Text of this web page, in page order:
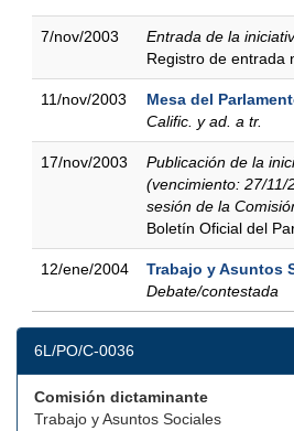
7/nov/2003
Entrada de la
Registro de entrada
11/nov/2003
Mesa del
Calific. y ad. a tr.
17/nov/2003
Publicación de la
(vencimiento: 27/11/
sesión de la
Boletín Oficial del
12/ene/2004
Trabajo y Asuntos
Debate/contestada
6L/PO/C-0036
Comisión dictaminante
Trabajo y Asuntos Sociales